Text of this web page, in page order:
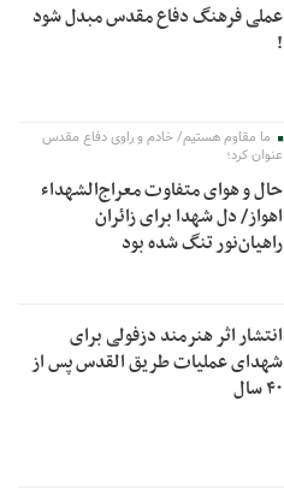
عملی فرهنگ دفاع مقدس مبدل شود
!
ما مقاوم هستیم/ خادم و راوی دفاع مقدس
عنوان کرد؛
حال و هوای متفاوت معراج‌الشهداء
اهواز/ دل شهدا برای زائران
راهیان‌نور تنگ شده بود
انتشار اثر هنرمند دزفولی برای
شهدای عملیات طریق القدس پس از
۴۰ سال